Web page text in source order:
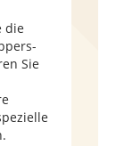
die
Sie